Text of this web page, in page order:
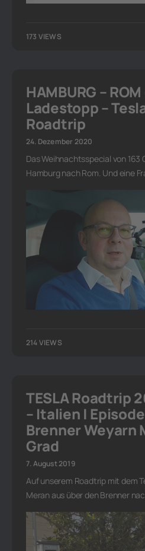
173 VIEWS
HAMBURG –
Ladestopp –
Roadtrip
24. Dezember 2020
Das Weihnachtsspecial von 163
Hamburg nach Rom. Und eine
214 VIEWS
TESLA Roadtrip
– Italien |
Brenner Weyarn
Grad
7. August 2019
Auf unserem Roadtrip mit dem
Meran aus über den Brenner